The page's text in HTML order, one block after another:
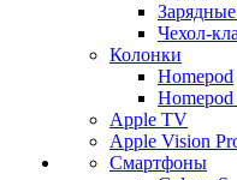
Чехол-
Колонки
Homepod
Apple TV
Apple Vision
Смартфоны